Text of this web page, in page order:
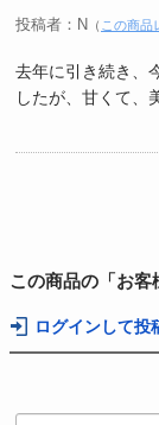
投稿者：N （ この商品
去年に引き続き、
したが、甘くて、
この商品の「お客
ログインして投